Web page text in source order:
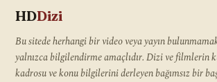
HDDizi
Bu sitede herhangi bir video veya yayın
yalnızca bilgilendirme amaçlıdır. Dizi ve filmlerin
kadrosu ve konu bilgilerini derleyen bağımsız bir